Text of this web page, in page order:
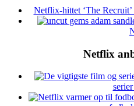
Netflix-hittet ‘The
Netflix